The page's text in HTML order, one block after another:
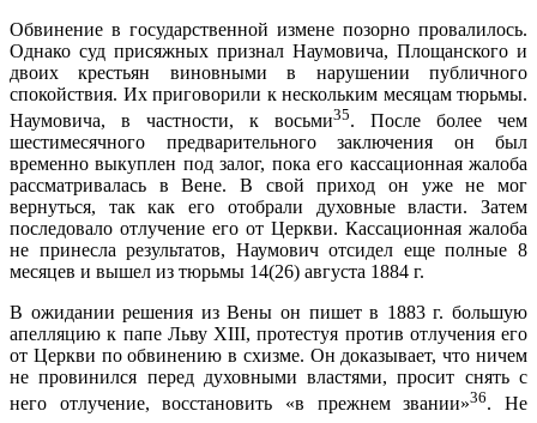
Обвинение в государственной измене позорно провалилось.
Однако суд присяжных признал Наумовича, Площанского и
двоих крестьян виновными в нарушении публичного
спокойствия. Их приговорили к нескольким месяцам тюрьмы.
Наумовича, в частности, к восьми35. После более чем
шестимесячного предварительного заключения он был
временно выкуплен под залог, пока его кассационная жалоба
рассматривалась в Вене. В свой приход он уже не мог
вернуться, так как его отобрали духовные власти. Затем
последовало отлучение его от Церкви. Кассационная жалоба
не принесла результатов, Наумович отсидел еще полные 8
месяцев и вышел из тюрьмы 14(26) августа 1884 г.
В ожидании решения из Вены он пишет в 1883 г. большую
апелляцию к папе Льву XIII, протестуя против отлучения его
от Церкви по обвинению в схизме. Он доказывает, что ничем
не провинился перед духовными властями, просит снять с
него отлучение, восстановить «в прежнем звании»36. Не